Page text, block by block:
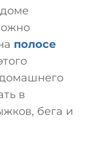
полосе
в
бега и